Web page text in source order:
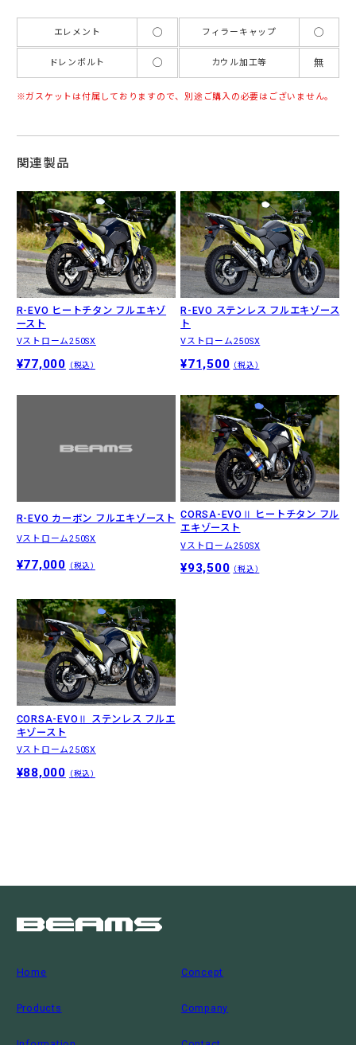
エレメント ◯ フィラーキャップ ◯
ドレンボルト ◯ カウル加工等 無
ガスケットは付属しておりますので、別途ご購入の必要はございません。
関連製品
R-EVO ヒートチタン フルエキゾ
ースト
Vストローム250SX
¥77,000 （税込）
R-EVO ステンレス フルエキゾース
ト
Vストローム250SX
¥71,500 （税込）
R-EVO カーボン フルエキゾースト
Vストローム250SX
¥77,000 （税込）
CORSA-EVOⅡ ヒートチタン フル
エキゾースト
Vストローム250SX
¥93,500 （税込）
CORSA-EVOⅡ ステンレス フルエ
キゾースト
Vストローム250SX
¥88,000 （税込）
Home Concept
Products Company